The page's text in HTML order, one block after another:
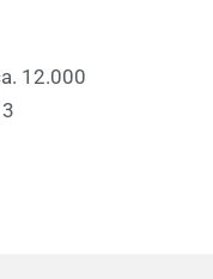
12.000